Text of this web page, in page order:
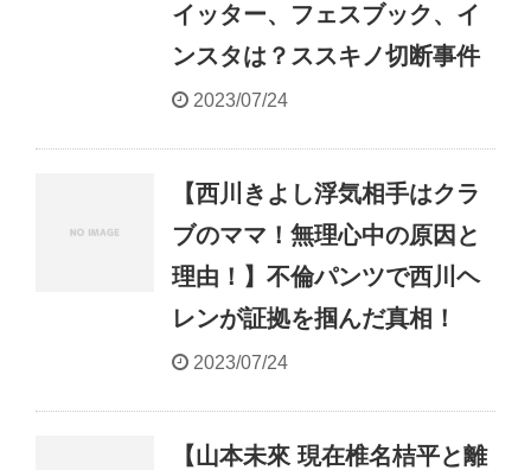
イッター、フェスブック、イ
ンスタは？ススキノ切断事件
2023/07/24
【西川きよし浮気相手はクラ
ブのママ！無理心中の原因と
理由！】不倫パンツで西川ヘ
レンが証拠を掴んだ真相！
2023/07/24
【山本未來 現在椎名桔平と離